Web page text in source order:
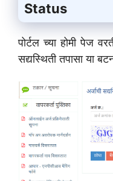
Status
पोर्टल च्या होमी पेज
सद्यस्थिती तपासा या